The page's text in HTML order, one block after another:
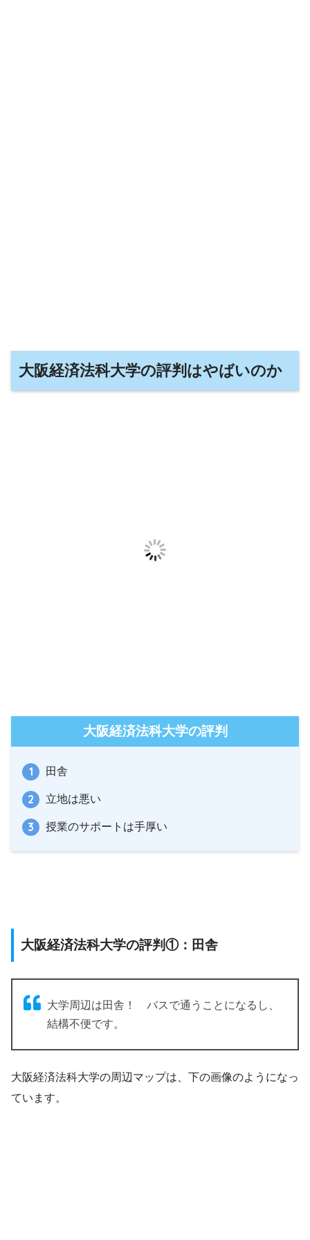
大阪経済法科大学の評判はやばいのか
大阪経済法科大学の評判
田舎
立地は悪い
授業のサポートは手厚い
大阪経済法科大学の評判①：田舎
大学周辺は田舎！ バスで通うことになるし、
結構不便です。
大阪経済法科大学の周辺マップは、下の画像のようになっ
ています。